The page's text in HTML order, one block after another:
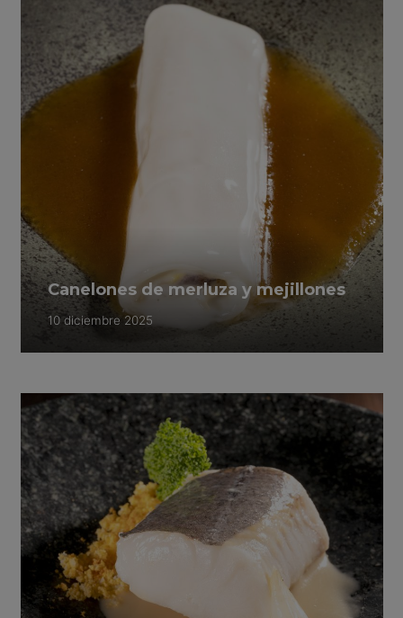
Canelones de merluza y mejillones
10 diciembre 2025